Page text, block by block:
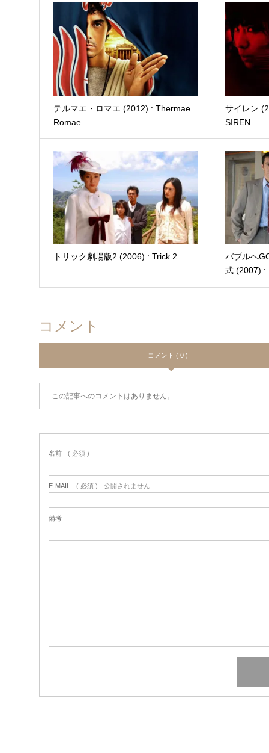
テルマエ・ロマエ (2012) : Thermae
Romae
サイレン
SIREN
トリック劇場版2 (2006) : Trick 2
バブルへ
式 (2007) :
コメント
コメント ( 0 )
この記事へのコメントはありません。
名前 ( 必須 )
E-MAIL ( 必須 ) - 公開されません -
備考